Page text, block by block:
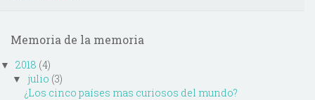
Memoria de la memoria
▼ 2018 (4)
▼ julio (3)
¿Los cinco países mas curiosos del mundo?